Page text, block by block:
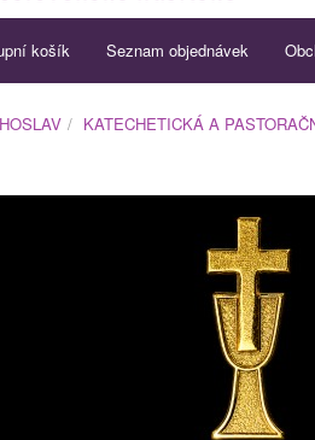
košík Seznam objednávek
KATECHETICKÁ A